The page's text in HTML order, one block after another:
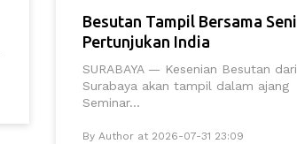
Besutan Tampil Bersama Seni
Pertunjukan India
SURABAYA — Kesenian Besutan dari
Surabaya akan tampil dalam ajang
Seminar...
By Author at 2026-07-31 23:09